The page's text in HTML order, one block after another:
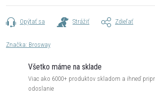
Opýtať sa Strážiť Zdieľať
Značka: Brosway
Všetko máme na sklade
Viac ako 6000+ produktov skladom a ihneď
odoslanie